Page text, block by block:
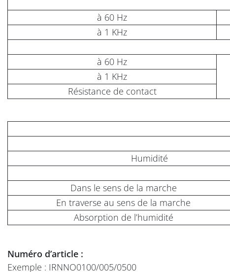
à 60 Hz
à 1 KHz
à 60 Hz
à 1 KHz
Résistance de contact
Humidité
Dans le sens de la marche
En traverse au sens de la marche
Absorption de l’humidité
Numéro d’article :
Exemple : IRNNO0100/005/0500